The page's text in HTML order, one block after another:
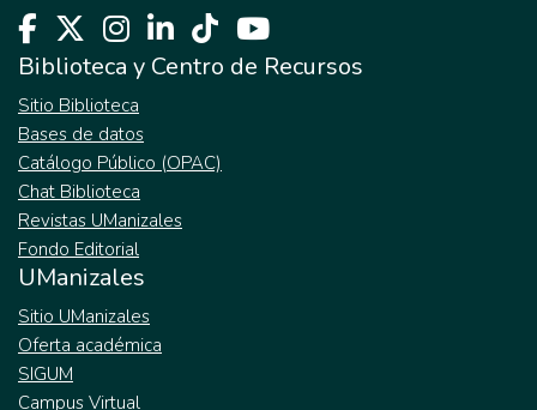
Biblioteca y Centro de Recursos
Sitio Biblioteca
Bases de datos
Catálogo Público (OPAC)
Chat Biblioteca
Revistas UManizales
Fondo Editorial
UManizales
Sitio UManizales
Oferta académica
SIGUM
Campus Virtual